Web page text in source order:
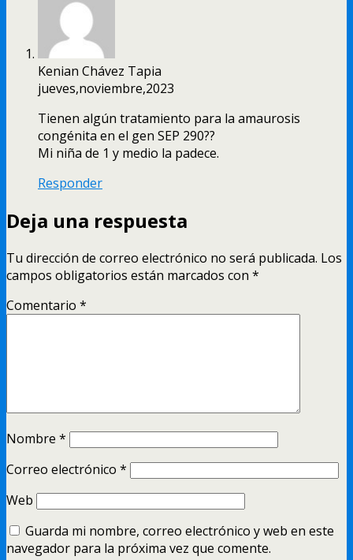
Kenian Chávez Tapia
jueves,noviembre,2023
Tienen algún tratamiento para la amaurosis
congénita en el gen SEP 290??
Mi niña de 1 y medio la padece.
Responder
Deja una respuesta
Tu dirección de correo electrónico no será publicada. Los
campos obligatorios están marcados con *
Comentario *
Nombre *
Correo electrónico *
Web
Guarda mi nombre, correo electrónico y web en este
navegador para la próxima vez que comente.